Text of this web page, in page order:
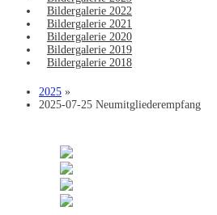
Bildergalerie 2022
Bildergalerie 2021
Bildergalerie 2020
Bildergalerie 2019
Bildergalerie 2018
2025 »
2025-07-25 Neumitgliederempfang